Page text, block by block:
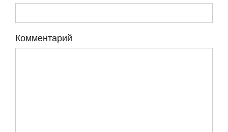
Комментарий